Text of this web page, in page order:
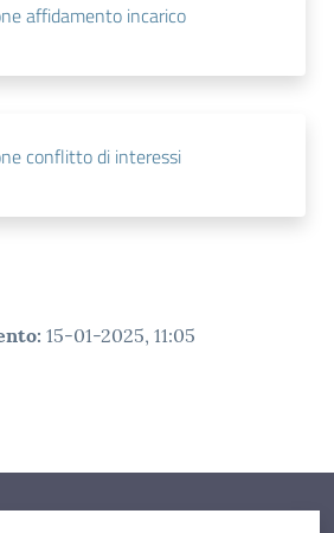
affidamento incarico
conflitto di interessi
: 15-01-2025, 11:05